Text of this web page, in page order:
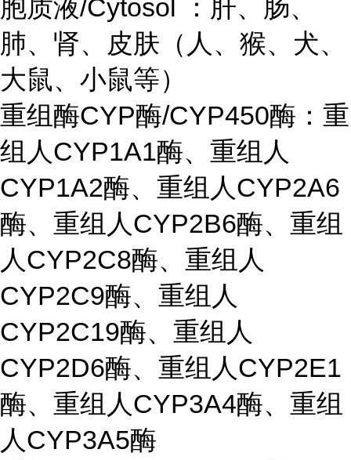
胞质液/Cytosol ：肝、肠、
肺、肾、皮肤（人、猴、犬、
大鼠、小鼠等）
重组酶CYP酶/CYP450酶：重
组人CYP1A1酶、重组人
CYP1A2酶、重组人CYP2A6
酶、重组人CYP2B6酶、重组
人CYP2C8酶、重组人
CYP2C9酶、重组人
CYP2C19酶、重组人
CYP2D6酶、重组人CYP2E1
酶、重组人CYP3A4酶、重组
人CYP3A5酶